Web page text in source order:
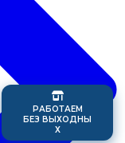
РАБОТАЕМ
БЕЗ ВЫХОДНЫ
Х